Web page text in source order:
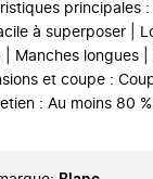
principales :
à superposer |
| Manches longues |
et coupe :
: Au moins 80